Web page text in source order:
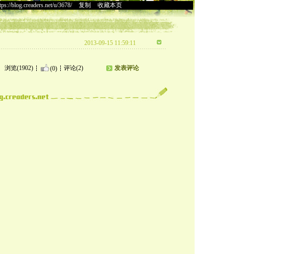
blog.creaders.net/u/3678/> 复制 收藏本页
2013-09-15 11:59:11
浏览(1902) (0) 评论(2) 发表评论